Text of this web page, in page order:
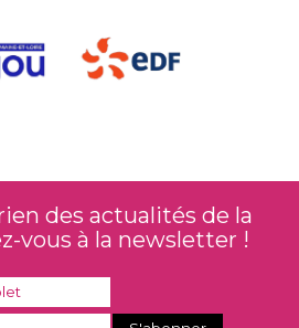
des actualités de la
vous à la newsletter !